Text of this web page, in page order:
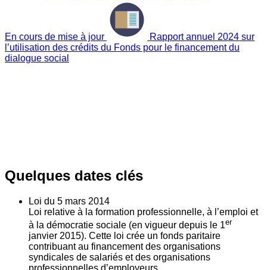
En cours de mise à jour
Rapport annuel 2024 sur
l’utilisation des crédits du Fonds pour le financement du
dialogue social
Quelques dates clés
Loi du 5 mars 2014
Loi relative à la formation professionnelle, à l’emploi et
à la démocratie sociale (en vigueur depuis le 1er
janvier 2015). Cette loi crée un fonds paritaire
contribuant au financement des organisations
syndicales de salariés et des organisations